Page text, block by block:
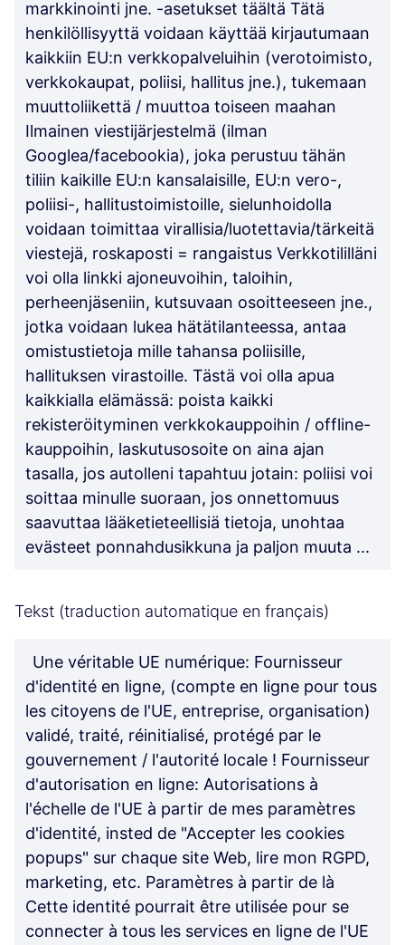
markkinointi jne. -asetukset täältä Tätä
henkilöllisyyttä voidaan käyttää kirjautumaan
kaikkiin EU:n verkkopalveluihin (verotoimisto,
verkkokaupat, poliisi, hallitus jne.), tukemaan
muuttoliikettä / muuttoa toiseen maahan
Ilmainen viestijärjestelmä (ilman
Googlea/facebookia), joka perustuu tähän
tiliin kaikille EU:n kansalaisille, EU:n vero-,
poliisi-, hallitustoimistoille, sielunhoidolla
voidaan toimittaa virallisia/luotettavia/tärkeitä
viestejä, roskaposti = rangaistus Verkkotililläni
voi olla linkki ajoneuvoihin, taloihin,
perheenjäseniin, kutsuvaan osoitteeseen jne.,
jotka voidaan lukea hätätilanteessa, antaa
omistustietoja mille tahansa poliisille,
hallituksen virastoille. Tästä voi olla apua
kaikkialla elämässä: poista kaikki
rekisteröityminen verkkokauppoihin / offline-
kauppoihin, laskutusosoite on aina ajan
tasalla, jos autolleni tapahtuu jotain: poliisi voi
soittaa minulle suoraan, jos onnettomuus
saavuttaa lääketieteellisiä tietoja, unohtaa
evästeet ponnahdusikkuna ja paljon muuta ...
Tekst (traduction automatique en français)
Une véritable UE numérique: Fournisseur
d'identité en ligne, (compte en ligne pour tous
les citoyens de l'UE, entreprise, organisation)
validé, traité, réinitialisé, protégé par le
gouvernement / l'autorité locale ! Fournisseur
d'autorisation en ligne: Autorisations à
l'échelle de l'UE à partir de mes paramètres
d'identité, insted de "Accepter les cookies
popups" sur chaque site Web, lire mon RGPD,
marketing, etc. Paramètres à partir de là
Cette identité pourrait être utilisée pour se
connecter à tous les services en ligne de l'UE